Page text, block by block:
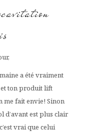
a été vraiment
ton produit lift
me fait envie! Sinon
d’avant est plus clair
vrai que celui